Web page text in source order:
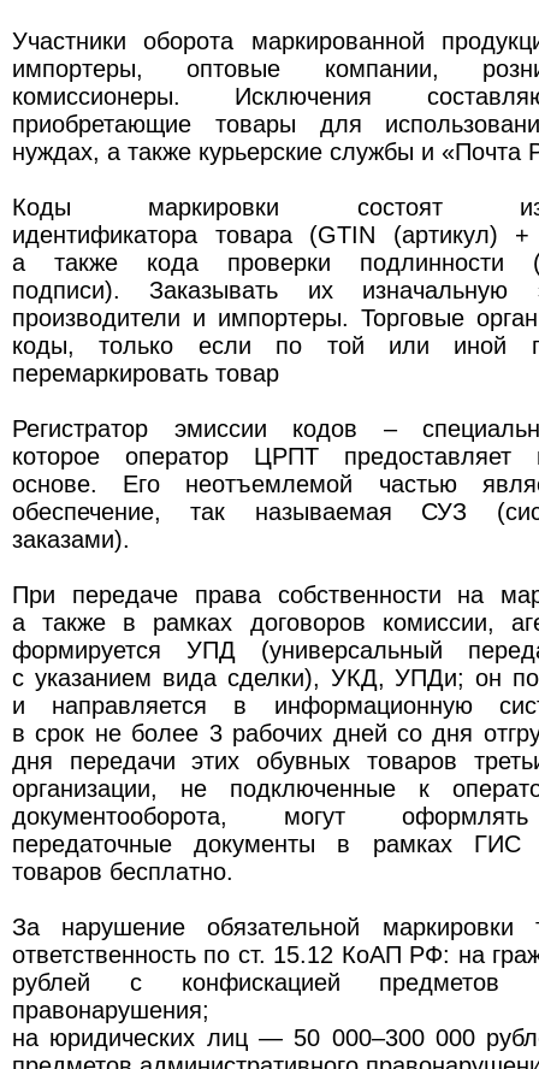
Участники оборота маркированной
импортеры, оптовые компании,
комиссионеры. Исключения
приобретающие товары для
нуждах, а также курьерские службы и «Почта
Коды маркировки состоят из
идентификатора товара (GTIN (артикул)
а также кода проверки подлинности
подписи). Заказывать их изначальную
производители и импортеры. Торговые
коды, только если по той или иной
перемаркировать товар
Регистратор эмиссии кодов –
которое оператор ЦРПТ предоставляет
основе. Его неотъемлемой частью
обеспечение, так называемая СУЗ
заказами).
При передаче права собственности на
а также в рамках договоров комиссии,
формируется УПД (универсальный
с указанием вида сделки), УКД, УПДи; он
и направляется в информационную
в срок не более 3 рабочих дней со дня
дня передачи этих обувных товаров
организации, не подключенные к
документооборота, могут
передаточные документы в рамках ГИС
товаров бесплатно.
За нарушение обязательной маркировки
ответственность по ст. 15.12 КоАП РФ: на
рублей с конфискацией предметов
правонарушения;
на юридических лиц — 50 000–300 000